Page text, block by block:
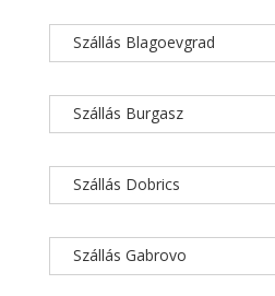
Szállás Blagoevgrad
Szállás Burgasz
Szállás Dobrics
Szállás Gabrovo